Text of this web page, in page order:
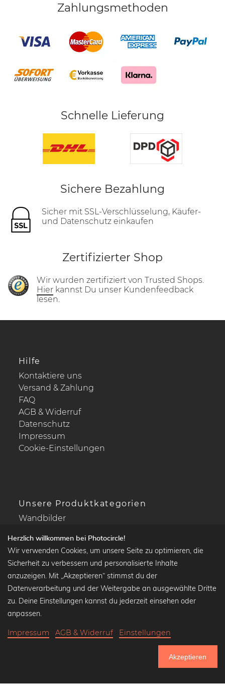
Zahlungsmethoden
Schnelle Lieferung
Sichere Bezahlung
Sicher mit SSL-Verschlüsselung, Käufer-
und Datenschutz einkaufen
Zertifizierter Shop
Wir wurden zertifiziert von Trusted Shops.
Hier kannst Du unser Kundenfeedback
lesen.
Hilfe
Kontaktiere uns
Versand & Zahlung
FAQ
AGB & Widerruf
Datenschutz
Impressum
Cookie-Einstellungen
Unsere Produktkategorien
Wandbilder
Kalender
Beliebte Kollektionen
Wandbilder in schwarz-weiß
Klassiker der Kunstgeschichte
Herzlich willkommen bei Photocircle!
Wir verwenden Cookies, um unsere Seite zu optimieren, die
Sicherheit zu verbessern und personalisierte Inhalte
anzuzeigen. Mit „Akzeptieren“ stimmst du der
Datenverarbeitung und der Weitergabe an ausgewählte Dritte
zu. Deine Einstellungen kannst du jederzeit einsehen oder
anpassen.
Impressum AGB & Widerruf Einstellungen
Akzeptieren